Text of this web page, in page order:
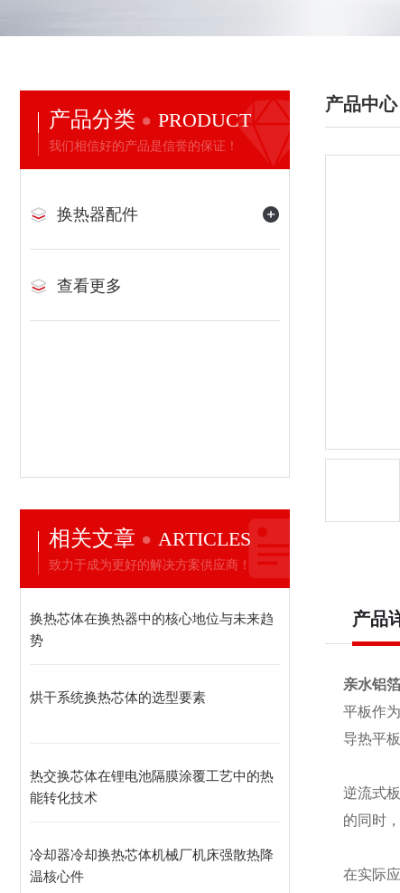
产品分类 PRODUCT
我们相信好的产品是信誉的保证！
换热器配件
查看更多
相关文章 ARTICLES
致力于成为更好的解决方案供应商！
换热芯体在换热器中的核心地位与未来趋
势
烘干系统换热芯体的选型要素
热交换芯体在锂电池隔膜涂覆工艺中的热
能转化技术
冷却器冷却换热芯体机械厂机床强散热降
温核心件
产品中心
产品
亲水铝
平板作
导热平
逆流式
的同时
在实际